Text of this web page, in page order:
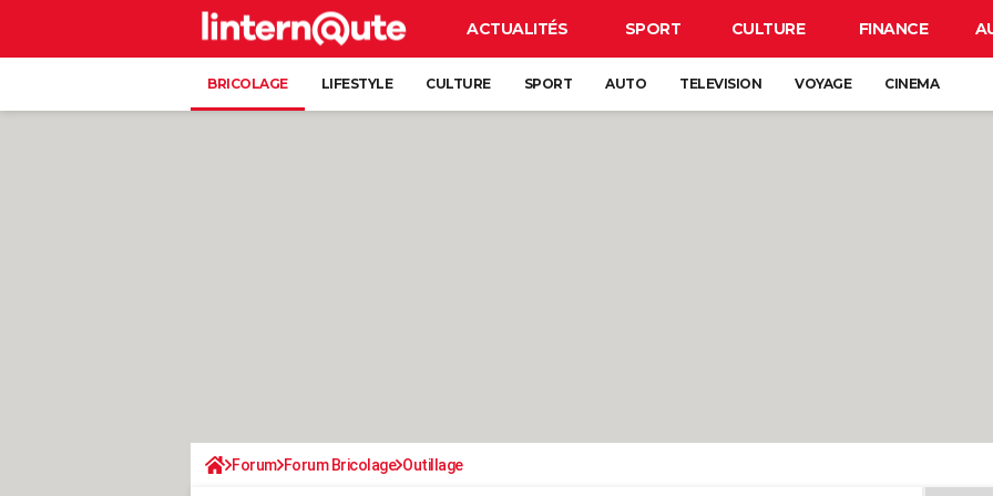
ACTUALITÉS SPORT CULTURE FINANCE
BRICOLAGE LIFESTYLE CULTURE SPORT AUTO TELEVISION VOYAGE CINEMA
Forum Forum Bricolage Outillage